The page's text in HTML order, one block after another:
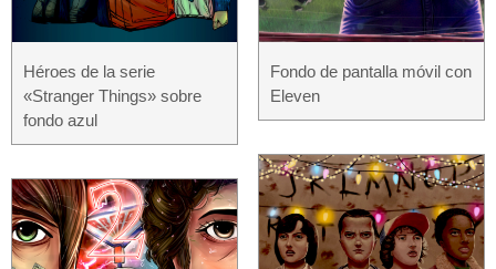
Héroes de la serie
«Stranger Things» sobre
fondo azul
Fondo de pantalla móvil con
Eleven